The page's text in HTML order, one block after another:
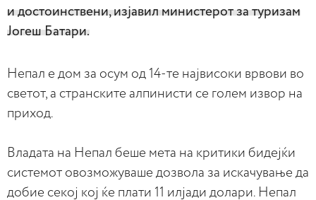
и достоинствени, изјавил министерот за туризам
Јогеш Батари.
Непал е дом за осум од 14-те највисоки врвови во
светот, а странските алпинисти се голем извор на
приход.
Владата на Непал беше мета на критики бидејќи
системот овозможуваше дозвола за искачување да
добие секој кој ќе плати 11 илјади долари. Непал